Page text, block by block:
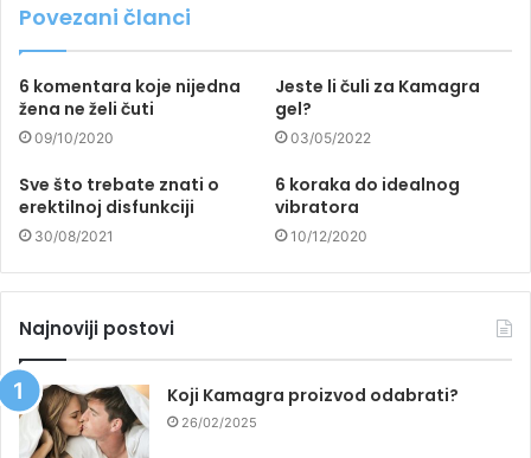
Povezani članci
6 komentara koje nijedna
žena ne želi čuti
09/10/2020
Jeste li čuli za Kamagra
gel?
03/05/2022
Sve što trebate znati o
erektilnoj disfunkciji
30/08/2021
6 koraka do idealnog
vibratora
10/12/2020
Najnoviji postovi
Koji Kamagra proizvod odabrati?
26/02/2025